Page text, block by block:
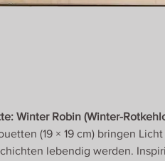
Winter Robin (Winter-
(19 × 19 cm) bringen
lebendig werden.